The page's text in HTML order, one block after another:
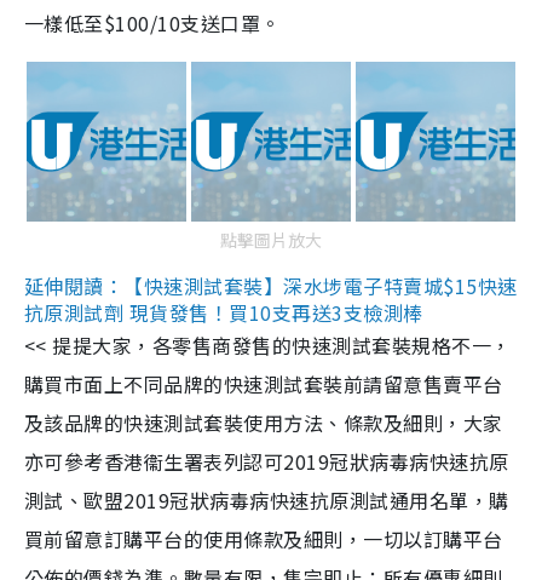
一樣低至$100/10支送口罩。
點擊圖片放大
延伸閱讀：【快速測試套裝】深水埗電子特賣城$15快速
抗原測試劑 現貨發售！買10支再送3支檢測棒
<< 提提大家，各零售商發售的快速測試套裝規格不一，
購買市面上不同品牌的快速測試套裝前請留意售賣平台
及該品牌的快速測試套裝使用方法、條款及細則，大家
亦可參考香港衞生署表列認可2019冠狀病毒病快速抗原
測試、歐盟2019冠狀病毒病快速抗原測試通用名單，購
買前留意訂購平台的使用條款及細則，一切以訂購平台